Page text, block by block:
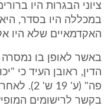
ציוני הבגרות היו
במכללה היו בסדר,
האקדמאיים שלא היו
באשר לאופן בו
הדין, ראובן העיד כי
פה" (ע'